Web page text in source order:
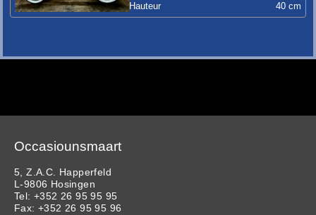
Hauteur
40 cm
Occasiounsmaart
5, Z.A.C. Happerfeld
L-9806 Hosingen
Tel: +352 26 95 95 95
Fax: +352 26 95 95 96